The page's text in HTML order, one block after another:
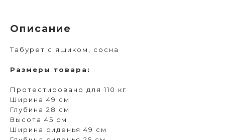
Описание
Табурет c ящиком, сосна
Размеры товара:
Протестировано для 110 кг
Ширина 49 см
Глубина 28 см
Высота 45 см
Ширина сиденья 49 см